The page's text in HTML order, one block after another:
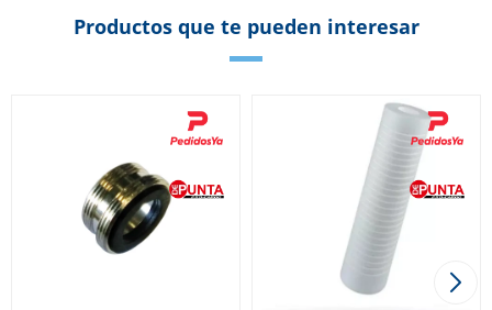
Productos que te pueden interesar